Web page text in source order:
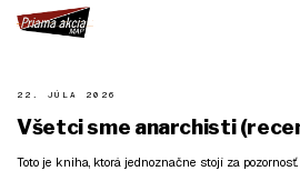
22. JÚLA 2026
Všetci sme anarchisti
Toto je kniha, ktorá jednoznačne stojí za